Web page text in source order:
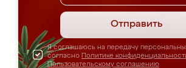
Отправить
Я соглашаюсь на передачу
согласно Политике
Пользовательскому соглашению